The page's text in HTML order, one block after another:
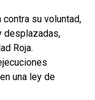
su voluntad,
desplazadas,
Roja.
una ley de